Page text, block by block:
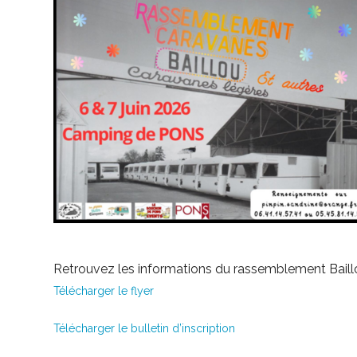
Retrouvez les informations du rassemblement
Télécharger le flyer
Télécharger le bulletin d’inscription